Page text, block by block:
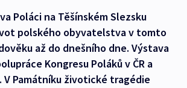
Poláci na Těšínském Slezsku
polského obyvatelstva v tomto
až do dnešního dne. Výstava
Kongresu Poláků v ČR a
V Památníku životické tragédie